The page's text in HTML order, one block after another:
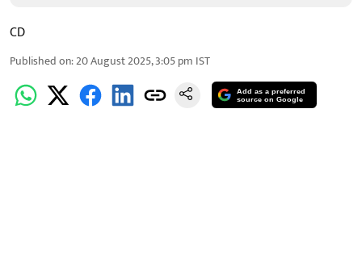
CD
Published on:20 August 2025, 3:05 pm IST
Add as a preferred
source on Google